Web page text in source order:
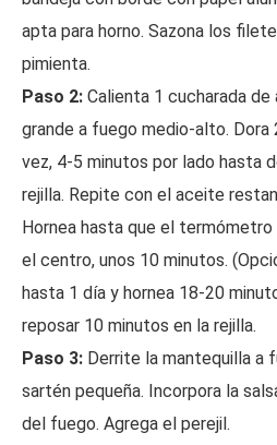
apta para horno. Sazona los
pimienta.
Paso 2: Calienta 1 cucharada
grande a fuego medio-alto.
vez, 4-5 minutos por lado hasta
rejilla. Repite con el aceite
Hornea hasta que el termómetro
el centro, unos 10 minutos.
hasta 1 día y hornea 18-20
reposar 10 minutos en la rejilla.
Paso 3: Derrite la mantequilla a
sartén pequeña. Incorpora la
del fuego. Agrega el perejil.